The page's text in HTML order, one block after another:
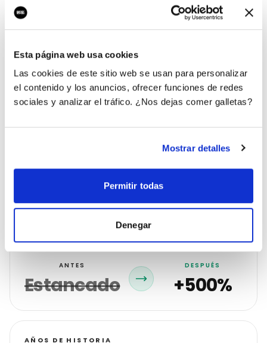
Esta página web usa cookies
Las cookies de este sitio web se usan para personalizar
el contenido y los anuncios, ofrecer funciones de redes
sociales y analizar el tráfico. ¿Nos dejas comer galletas?
Mostrar detalles
Permitir todas
Denegar
Alejandro López
DESARROLLADOR DE
SISTEMAS
Pablo Srugies
AUTOMATIZACIÓN
RESULTADOS
Lo que conseguimos
ANTES
Estancado
DESPUÉS
+500%
AÑOS DE HISTORIA